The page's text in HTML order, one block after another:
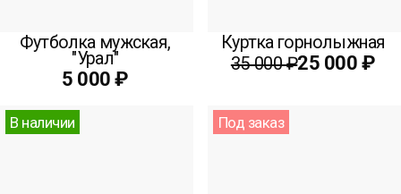
Футболка мужская,
"Урал"
5 000 ₽
Куртка горнолыжная
35 000 ₽25 000 ₽
В наличии Под заказ